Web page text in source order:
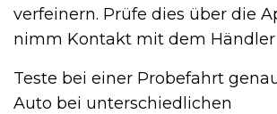
verfeinern. Prüfe dies über die
nimm Kontakt mit dem Händler
Teste bei einer Probefahrt
Auto bei unterschiedlichen